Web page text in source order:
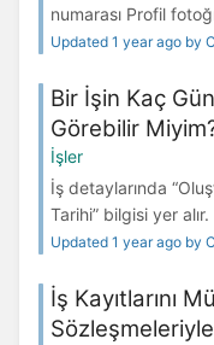
numarası Profil
Updated 1 year ago by
Bir İşin Kaç
Görebilir
İşler
İş detaylarında
Tarihi” bilgisi yer
Updated 1 year ago by
İş Kayıtlarını